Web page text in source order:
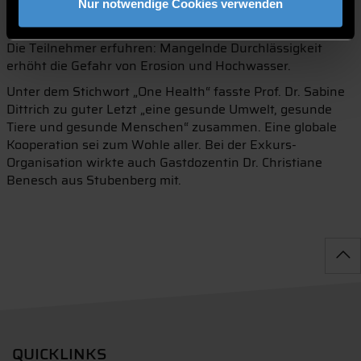
Nur notwendige Cookies verwenden
Versickerungsprobe verdeutlichte, inwieweit der Boden
das eindringende Wasser in tiefere Schichten durchlässt.
Die Teilnehmer erfuhren: Mangelnde Durchlässigkeit
erhöht die Gefahr von Erosion und Hochwasser.
Unter dem Stichwort „One Health“ fasste Prof. Dr. Sabine
Dittrich zu guter Letzt „eine gesunde Umwelt, gesunde
Tiere und gesunde Menschen“ zusammen. Eine globale
Kooperation sei zum Wohle aller. Bei der Exkurs-
Organisation wirkte auch Gastdozentin Dr. Christiane
Benesch aus Stubenberg mit.
QUICKLINKS